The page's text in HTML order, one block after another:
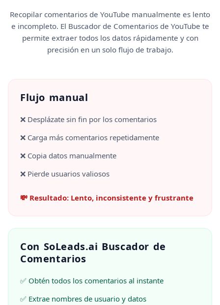
Recopilar comentarios de YouTube manualmente es lento
e incompleto. El Buscador de Comentarios de YouTube te
permite extraer todos los datos rápidamente y con
precisión en un solo flujo de trabajo.
Flujo manual
❌ Desplázate sin fin por los comentarios
❌ Carga más comentarios repetidamente
❌ Copia datos manualmente
❌ Pierde usuarios valiosos
💸 Resultado: Lento, inconsistente y frustrante
Con SoLeads.ai Buscador de
Comentarios
✅ Obtén todos los comentarios al instante
✅ Extrae nombres de usuario y datos